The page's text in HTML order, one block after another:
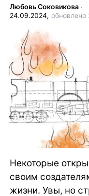
Любовь Соковикова ∙
24.09.2024,
Некоторые
своим
жизни. Увы, но